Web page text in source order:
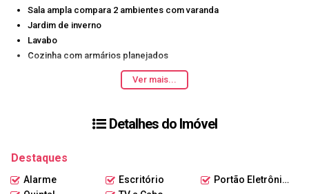
Sala ampla compara 2 ambientes com varanda
Jardim de inverno
Lavabo
Cozinha com armários planejados
04 quartos, sendo 02 suítes com closet
Usina Fotovoltaica
Área de serviço
Obs.: O valor e informações do imóvel podem sofrer alterações sem
Ver mais...
Detalhes do Imóvel
Destaques
Alarme Escritório
Portão Eletrônico